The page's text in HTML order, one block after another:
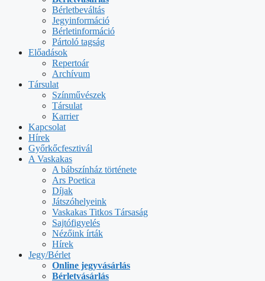
Bérletbeváltás
Jegyinformáció
Bérletinformáció
Pártoló tagság
Előadások
Repertoár
Archívum
Társulat
Színművészek
Társulat
Karrier
Kapcsolat
Hírek
Győrkőcfesztivál
A Vaskakas
A bábszínház története
Ars Poetica
Díjak
Játszóhelyeink
Vaskakas Titkos Társaság
Sajtófigyelés
Nézőink írták
Hírek
Jegy/Bérlet
Online jegyvásárlás
Bérletvásárlás